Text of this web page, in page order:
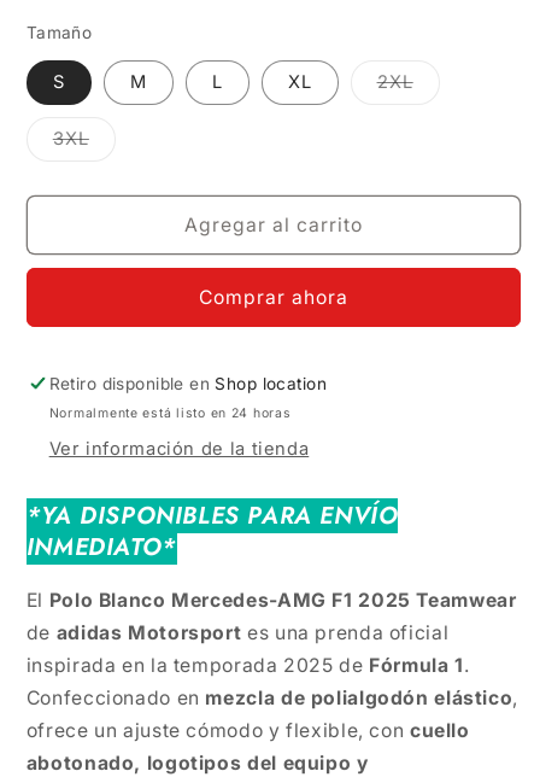
Tamaño
S M L XL 2XLVariante
3XLVariante
Agregar al carrito
Comprar ahora
Retiro disponible en Shop location
Normalmente está listo en 24 horas
Ver información de la tienda
*YA DISPONIBLES PARA ENVÍO
INMEDIATO*
El Polo Blanco Mercedes-AMG F1 2025 Teamwear
de adidas Motorsport es una prenda oficial
inspirada en la temporada 2025 de Fórmula 1.
Confeccionado en mezcla de polialgodón elástico,
ofrece un ajuste cómodo y flexible, con cuello
abotonado, logotipos del equipo y